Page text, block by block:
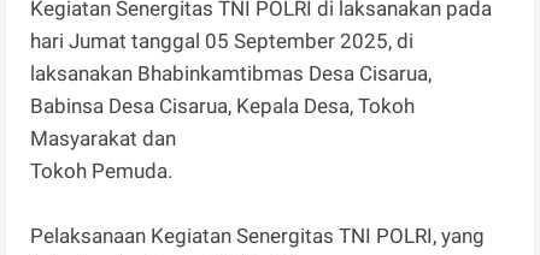
Kegiatan Senergitas TNI POLRI di laksanakan pada
hari Jumat tanggal 05 September 2025, di
laksanakan Bhabinkamtibmas Desa Cisarua,
Babinsa Desa Cisarua, Kepala Desa, Tokoh
Masyarakat dan
Tokoh Pemuda.
Pelaksanaan Kegiatan Senergitas TNI POLRI, yang